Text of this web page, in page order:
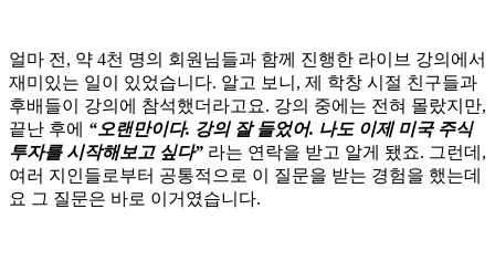
얼마 전, 약 4천 명의 회원님들과 함께 진행한 라이브 강의에서
재미있는 일이 있었습니다. 알고 보니, 제 학창 시절 친구들과
후배들이 강의에 참석했더라고요. 강의 중에는 전혀 몰랐지만,
끝난 후에 “오랜만이다. 강의 잘 들었어. 나도 이제 미국 주식
투자를 시작해보고 싶다” 라는 연락을 받고 알게 됐죠. 그런데,
여러 지인들로부터 공통적으로 이 질문을 받는 경험을 했는데
요 그 질문은 바로 이거였습니다.